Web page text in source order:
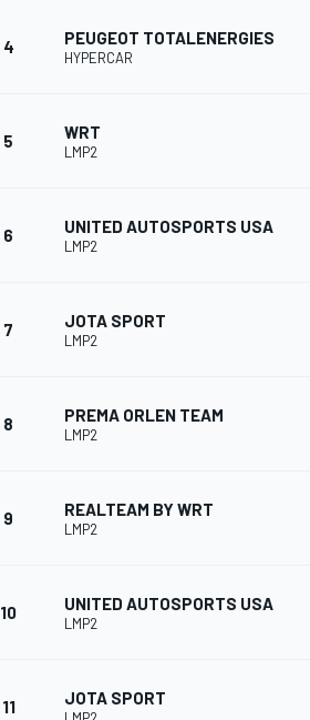
4 PEUGEOT TOTALENERGIES
HYPERCAR
5 WRT
LMP2
6 UNITED AUTOSPORTS USA
LMP2
7 JOTA SPORT
LMP2
8 PREMA ORLEN TEAM
LMP2
9 REALTEAM BY WRT
LMP2
10 UNITED AUTOSPORTS USA
LMP2
11 JOTA SPORT